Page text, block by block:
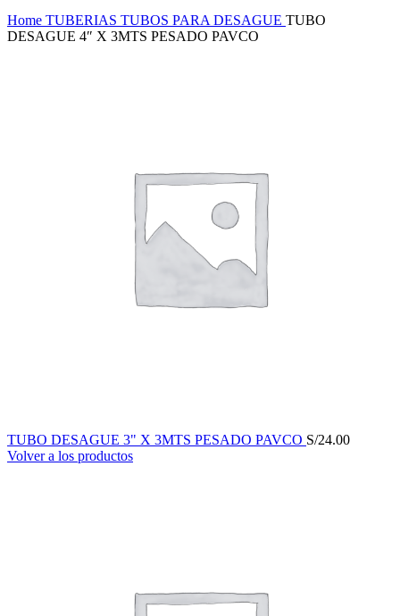
Home TUBERIAS TUBOS PARA DESAGUE TUBO
DESAGUE 4″ X 3MTS PESADO PAVCO
TUBO DESAGUE 3" X 3MTS PESADO PAVCO S/24.00
Volver a los productos